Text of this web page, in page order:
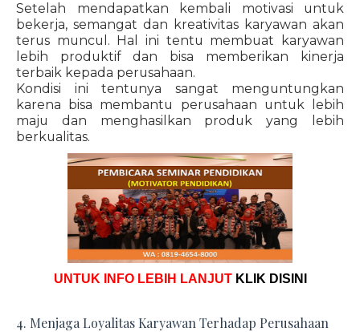
Setelah mendapatkan kembali motivasi untuk
bekerja, semangat dan kreativitas karyawan akan
terus muncul. Hal ini tentu membuat karyawan
lebih produktif dan bisa memberikan kinerja
terbaik kepada perusahaan.
Kondisi ini tentunya sangat menguntungkan
karena bisa membantu perusahaan untuk lebih
maju dan menghasilkan produk yang lebih
berkualitas.
UNTUK INFO LEBIH LANJUT KLIK DISINI
4. Menjaga Loyalitas Karyawan Terhadap Perusahaan